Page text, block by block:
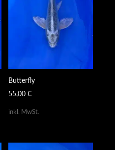
Butterfly
55,00€
inkl. MwSt.